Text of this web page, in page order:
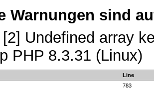
Warnungen sind
[2] Undefined array
PHP 8.3.31 (Linux)
Line
783